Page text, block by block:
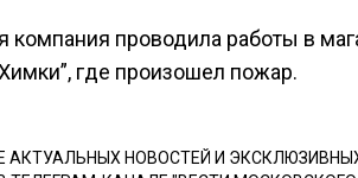
компания проводила работы в
где произошел пожар.
АКТУАЛЬНЫХ НОВОСТЕЙ И